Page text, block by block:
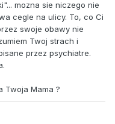
mozna sie niczego nie
cegle na ulicy. To, co Ci
swoje obawy nie
Twoj strach i
przez psychiatre.
Twoja Mama ?